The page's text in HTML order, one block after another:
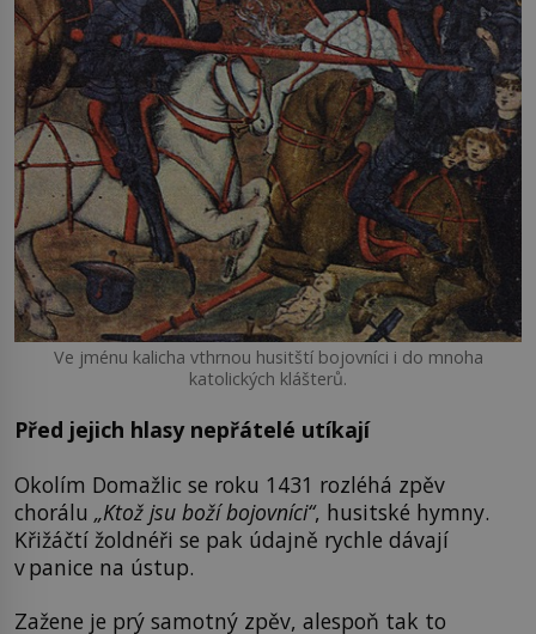
Ve jménu kalicha vthrnou husitští bojovníci i do mnoha
katolických klášterů.
Před jejich hlasy nepřátelé utíkají
Okolím Domažlic se roku 1431 rozléhá zpěv
chorálu „Ktož jsu boží bojovníci“, husitské hymny.
Křižáčtí žoldnéři se pak údajně rychle dávají
v panice na ústup.
Zažene je prý samotný zpěv, alespoň tak to